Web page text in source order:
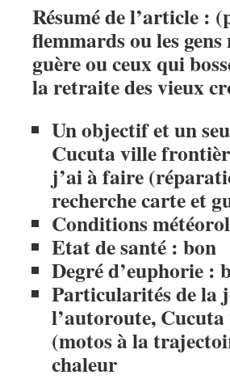
Résumé de l’article :
flemmards ou les
guère ou ceux qui
la retraite des vieux
Un objectif et un
Cucuta ville
j’ai à faire
recherche carte et
Conditions
Etat de santé : bon
Degré d’euphorie :
Particularités de la
l’autoroute,
(motos à la
chaleur